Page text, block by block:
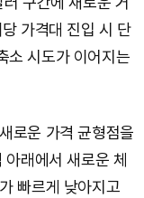
가격대 진입 시 단
소 시도가 이어지는
로운 가격 균형점을
래에서 새로운 체
빠르게 낮아지고